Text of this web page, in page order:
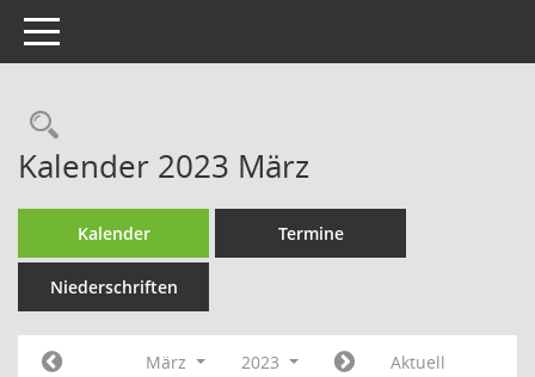
Toggle navigation
Rechercheauswahl
Kalender 2023 März
Kalender Termine
Niederschriften
März 2023 Aktuell